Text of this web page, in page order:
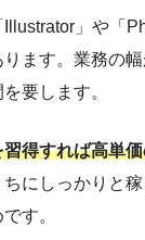
」や「
ります。業務の
要します。
習得すれば高単
ちにしっかりと
す。